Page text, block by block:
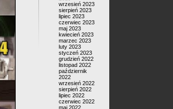
wrzesień 2023
sierpień 2023
lipiec 2023
czerwiec 2023
maj 2023
kwiecień 2023
marzec 2023
luty 2023
styczeń 2023
grudzień 2022
listopad 2022
październik
2022
wrzesień 2022
sierpień 2022
lipiec 2022
czerwiec 2022
maj 2022